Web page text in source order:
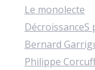
Le monolecte
Bernard
Philippe